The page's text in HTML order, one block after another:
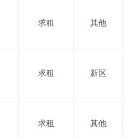
求租 其他
求租 新区
求租 其他